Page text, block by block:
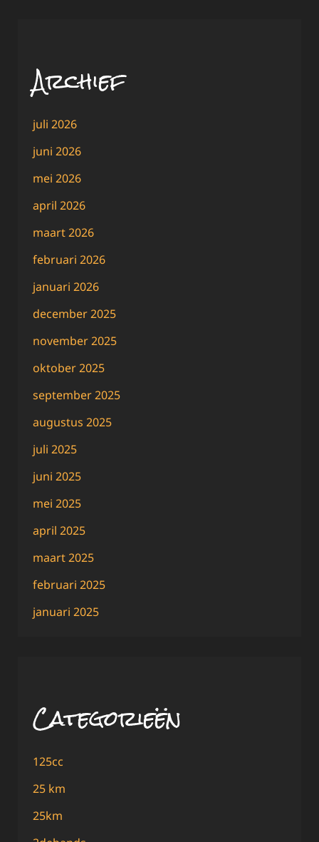
Archief
juli 2026
juni 2026
mei 2026
april 2026
maart 2026
februari 2026
januari 2026
december 2025
november 2025
oktober 2025
september 2025
augustus 2025
juli 2025
juni 2025
mei 2025
april 2025
maart 2025
februari 2025
januari 2025
Categorieën
125cc
25 km
25km